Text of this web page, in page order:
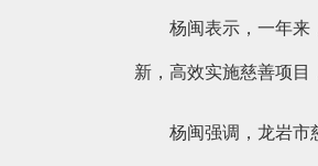
杨闽表示，一年来
新，高效实施慈善项目
杨闽强调，龙岩市